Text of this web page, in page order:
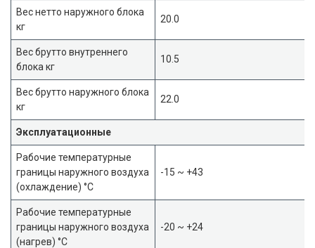
Вес нетто наружного блока
кг
20.0
Вес брутто внутреннего
блока кг
10.5
Вес брутто наружного блока
кг
22.0
Эксплуатационные
Рабочие температурные
границы наружного воздуха
(охлаждение) °C
-15 ~ +43
Рабочие температурные
границы наружного воздуха
(нагрев) °C
-20 ~ +24